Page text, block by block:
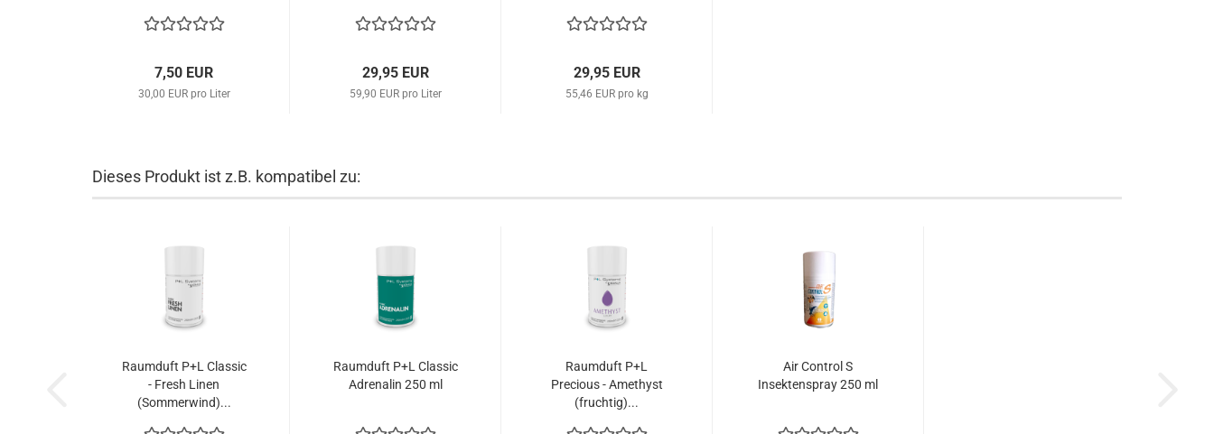
7,50 EUR
30,00 EUR pro Liter
29,95 EUR
59,90 EUR pro Liter
29,95 EUR
55,46 EUR pro kg
Dieses Produkt ist z.B. kompatibel zu:
Raumduft P+L Classic
- Fresh Linen
(Sommerwind)...
Raumduft P+L Classic
Adrenalin 250 ml
Raumduft P+L
Precious - Amethyst
(fruchtig)...
Air Control S
Insektenspray 250 ml